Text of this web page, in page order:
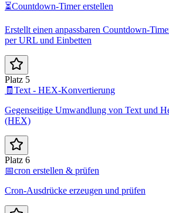
⏳Countdown-Timer erstellen
Erstellt einen anpassbaren Countdown-
per URL und Einbetten
Platz 5
🧾 Text - HEX-Konvertierung
Gegenseitige Umwandlung von Text und
(HEX)
Platz 6
📅cron erstellen & prüfen
Cron-Ausdrücke erzeugen und prüfen